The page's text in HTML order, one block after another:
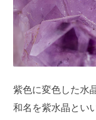
紫色に変色した水
和名を紫水晶とい